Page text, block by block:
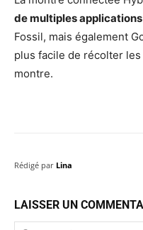
de multiples
Fossil, mais également
plus facile de récolter
montre.
Rédigé par Lina
LAISSER UN